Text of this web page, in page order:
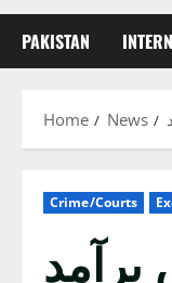
PAKISTAN
Home News
Crime/Courts